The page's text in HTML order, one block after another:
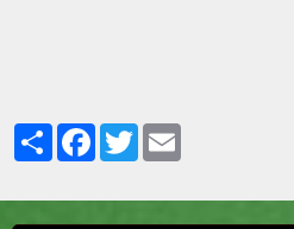
PartagerFacebook
Twitter